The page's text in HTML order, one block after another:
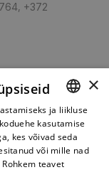
, +372
ESTONIAN
RUSSIAN
×
ja liikluse
kasutamise
kes võivad seda
või mille nad
Rohkem teavet